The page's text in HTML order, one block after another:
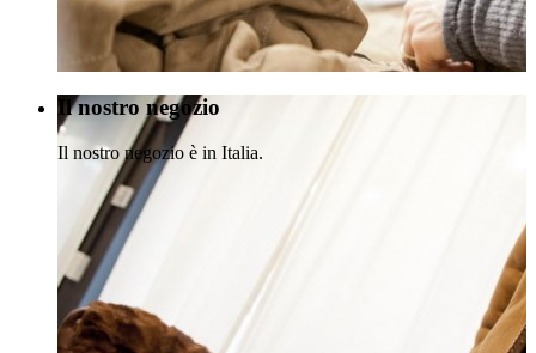
Il nostro negozio
Il nostro negozio è in Italia.